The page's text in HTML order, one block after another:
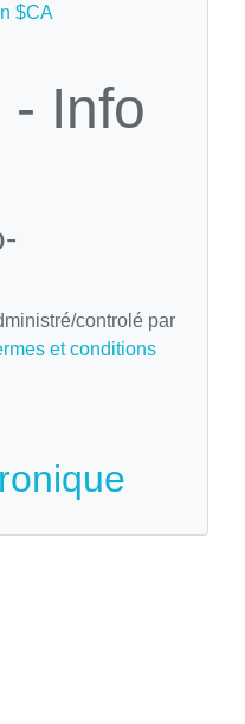
$CA
- Info
controlé par
et conditions